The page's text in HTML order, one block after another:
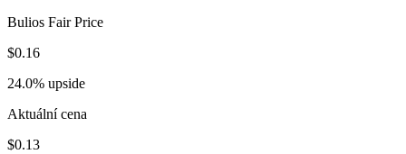
Bulios Fair Price
$0.16
24.0% upside
Aktuální cena
$0.13